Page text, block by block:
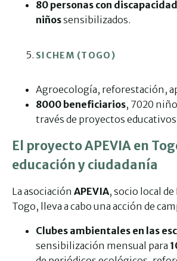
80 personas con discapacidad
niñossensibilizados.
SICHEM (TOGO)
Agroecología, reforestación,
8000 beneficiarios, 7020
través de proyectos
El proyecto APEVIA en
educación y ciudadanía
La asociación APEVIA, socio local de
Togo, lleva a cabo una acción de
Clubes ambientales en las
sensibilización mensual para